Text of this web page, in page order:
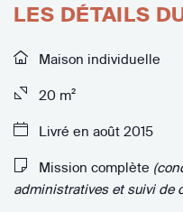
LES DÉTAILS
Maison individuelle
20 m²
Livré en août 2015
Mission complète
administratives et suivi de